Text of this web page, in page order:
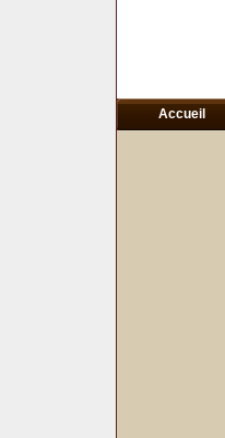
Accueil